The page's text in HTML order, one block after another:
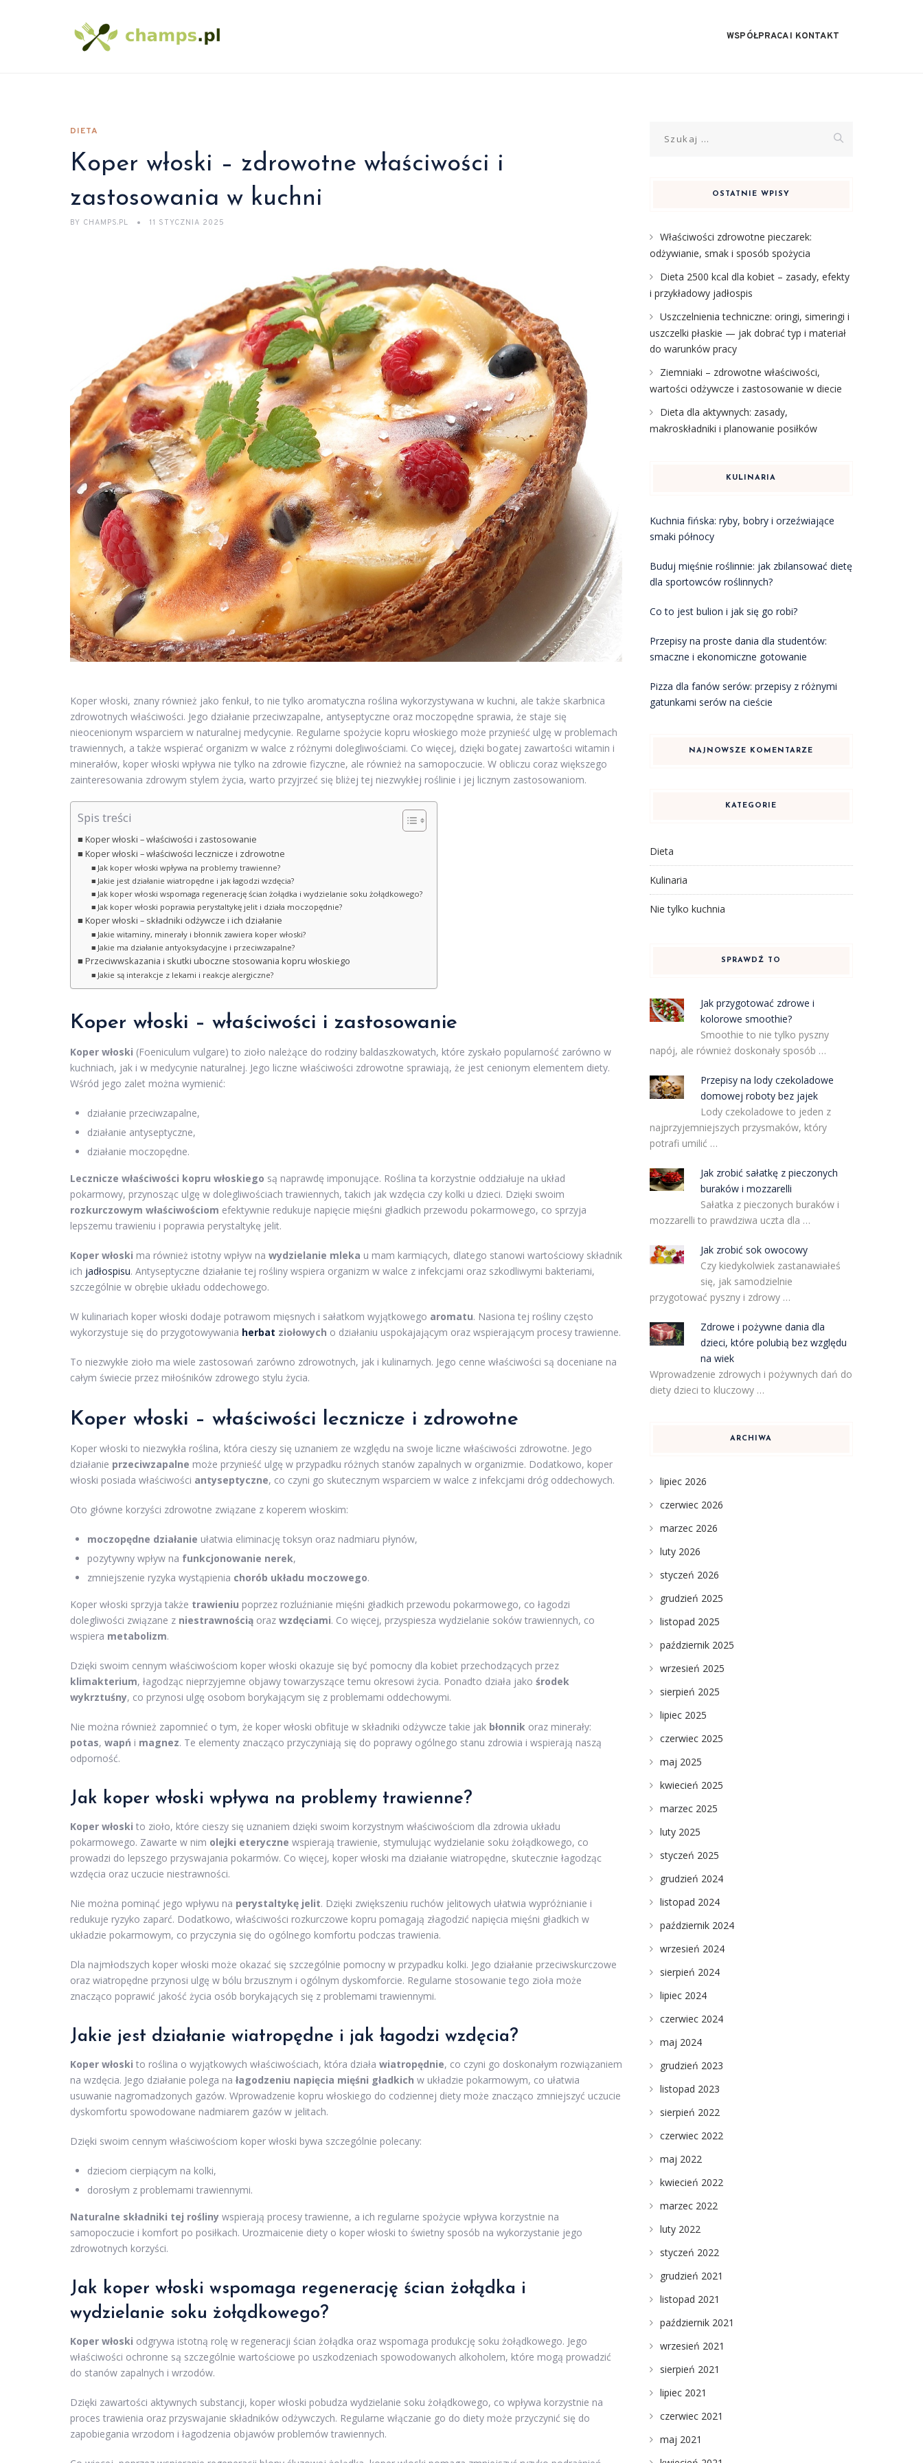
WSPÓŁPRACA I KONTAKT
DIETA
Koper włoski – zdrowotne właściwości i
zastosowania w kuchni
BY CHAMPS.PL 11 STYCZNIA 2025
Koper włoski, znany również jako fenkuł, to nie tylko aromatyczna roślina wykorzystywana w kuchni, ale także skarbnica
zdrowotnych właściwości. Jego działanie przeciwzapalne, antyseptyczne oraz moczopędne sprawia, że staje się
nieocenionym wsparciem w naturalnej medycynie. Regularne spożycie kopru włoskiego może przynieść ulgę w problemach
trawiennych, a także wspierać organizm w walce z różnymi dolegliwościami. Co więcej, dzięki bogatej zawartości witamin i
minerałów, koper włoski wpływa nie tylko na zdrowie fizyczne, ale również na samopoczucie. W obliczu coraz większego
zainteresowania zdrowym stylem życia, warto przyjrzeć się bliżej tej niezwykłej roślinie i jej licznym zastosowaniom.
Spis treści
Koper włoski – właściwości i zastosowanie
Koper włoski – właściwości lecznicze i zdrowotne
Jak koper włoski wpływa na problemy trawienne?
Jakie jest działanie wiatropędne i jak łagodzi wzdęcia?
Jak koper włoski wspomaga regenerację ścian żołądka i wydzielanie soku żołądkowego?
Jak koper włoski poprawia perystaltykę jelit i działa moczopędnie?
Koper włoski – składniki odżywcze i ich działanie
Jakie witaminy, minerały i błonnik zawiera koper włoski?
Jakie ma działanie antyoksydacyjne i przeciwzapalne?
Przeciwwskazania i skutki uboczne stosowania kopru włoskiego
Jakie są interakcje z lekami i reakcje alergiczne?
Koper włoski – właściwości i zastosowanie
Koper włoski (Foeniculum vulgare) to zioło należące do rodziny baldaszkowatych, które zyskało popularność zarówno w
kuchniach, jak i w medycynie naturalnej. Jego liczne właściwości zdrowotne sprawiają, że jest cenionym elementem diety.
Wśród jego zalet można wymienić:
działanie przeciwzapalne,
działanie antyseptyczne,
działanie moczopędne.
Lecznicze właściwości kopru włoskiego są naprawdę imponujące. Roślina ta korzystnie oddziałuje na układ
pokarmowy, przynosząc ulgę w dolegliwościach trawiennych, takich jak wzdęcia czy kolki u dzieci. Dzięki swoim
rozkurczowym właściwościom efektywnie redukuje napięcie mięśni gładkich przewodu pokarmowego, co sprzyja
lepszemu trawieniu i poprawia perystaltykę jelit.
Koper włoski ma również istotny wpływ na wydzielanie mleka u mam karmiących, dlatego stanowi wartościowy składnik
ich jadłospisu. Antyseptyczne działanie tej rośliny wspiera organizm w walce z infekcjami oraz szkodliwymi bakteriami,
szczególnie w obrębie układu oddechowego.
W kulinariach koper włoski dodaje potrawom mięsnych i sałatkom wyjątkowego aromatu. Nasiona tej rośliny często
wykorzystuje się do przygotowywania herbat ziołowych o działaniu uspokajającym oraz wspierającym procesy trawienne.
To niezwykłe zioło ma wiele zastosowań zarówno zdrowotnych, jak i kulinarnych. Jego cenne właściwości są doceniane na
całym świecie przez miłośników zdrowego stylu życia.
Koper włoski – właściwości lecznicze i zdrowotne
Koper włoski to niezwykła roślina, która cieszy się uznaniem ze względu na swoje liczne właściwości zdrowotne. Jego
działanie przeciwzapalne może przynieść ulgę w przypadku różnych stanów zapalnych w organizmie. Dodatkowo, koper
włoski posiada właściwości antyseptyczne, co czyni go skutecznym wsparciem w walce z infekcjami dróg oddechowych.
Oto główne korzyści zdrowotne związane z koperem włoskim:
moczopędne działanie ułatwia eliminację toksyn oraz nadmiaru płynów,
pozytywny wpływ na funkcjonowanie nerek,
zmniejszenie ryzyka wystąpienia chorób układu moczowego.
Koper włoski sprzyja także trawieniu poprzez rozluźnianie mięśni gładkich przewodu pokarmowego, co łagodzi
dolegliwości związane z niestrawnością oraz wzdęciami. Co więcej, przyspiesza wydzielanie soków trawiennych, co
wspiera metabolizm.
Dzięki swoim cennym właściwościom koper włoski okazuje się być pomocny dla kobiet przechodzących przez
klimakterium, łagodząc nieprzyjemne objawy towarzyszące temu okresowi życia. Ponadto działa jako środek
wykrztuśny, co przynosi ulgę osobom borykającym się z problemami oddechowymi.
Nie można również zapomnieć o tym, że koper włoski obfituje w składniki odżywcze takie jak błonnik oraz minerały:
potas, wapń i magnez. Te elementy znacząco przyczyniają się do poprawy ogólnego stanu zdrowia i wspierają naszą
odporność.
Jak koper włoski wpływa na problemy trawienne?
Koper włoski to zioło, które cieszy się uznaniem dzięki swoim korzystnym właściwościom dla zdrowia układu
pokarmowego. Zawarte w nim olejki eteryczne wspierają trawienie, stymulując wydzielanie soku żołądkowego, co
prowadzi do lepszego przyswajania pokarmów. Co więcej, koper włoski ma działanie wiatropędne, skutecznie łagodząc
wzdęcia oraz uczucie niestrawności.
Nie można pominąć jego wpływu na perystaltykę jelit. Dzięki zwiększeniu ruchów jelitowych ułatwia wypróżnianie i
redukuje ryzyko zaparć. Dodatkowo, właściwości rozkurczowe kopru pomagają złagodzić napięcia mięśni gładkich w
układzie pokarmowym, co przyczynia się do ogólnego komfortu podczas trawienia.
Dla najmłodszych koper włoski może okazać się szczególnie pomocny w przypadku kolki. Jego działanie przeciwskurczowe
oraz wiatropędne przynosi ulgę w bólu brzusznym i ogólnym dyskomforcie. Regularne stosowanie tego zioła może
znacząco poprawić jakość życia osób borykających się z problemami trawiennymi.
Jakie jest działanie wiatropędne i jak łagodzi wzdęcia?
Koper włoski to roślina o wyjątkowych właściwościach, która działa wiatropędnie, co czyni go doskonałym rozwiązaniem
na wzdęcia. Jego działanie polega na łagodzeniu napięcia mięśni gładkich w układzie pokarmowym, co ułatwia
usuwanie nagromadzonych gazów. Wprowadzenie kopru włoskiego do codziennej diety może znacząco zmniejszyć uczucie
dyskomfortu spowodowane nadmiarem gazów w jelitach.
Dzięki swoim cennym właściwościom koper włoski bywa szczególnie polecany:
dzieciom cierpiącym na kolki,
dorosłym z problemami trawiennymi.
Naturalne składniki tej rośliny wspierają procesy trawienne, a ich regularne spożycie wpływa korzystnie na
samopoczucie i komfort po posiłkach. Urozmaicenie diety o koper włoski to świetny sposób na wykorzystanie jego
zdrowotnych korzyści.
Jak koper włoski wspomaga regenerację ścian żołądka i
wydzielanie soku żołądkowego?
Koper włoski odgrywa istotną rolę w regeneracji ścian żołądka oraz wspomaga produkcję soku żołądkowego. Jego
właściwości ochronne są szczególnie wartościowe po uszkodzeniach spowodowanych alkoholem, które mogą prowadzić
do stanów zapalnych i wrzodów.
Dzięki zawartości aktywnych substancji, koper włoski pobudza wydzielanie soku żołądkowego, co wpływa korzystnie na
proces trawienia oraz przyswajanie składników odżywczych. Regularne włączanie go do diety może przyczynić się do
zapobiegania wrzodom i łagodzenia objawów problemów trawiennych.
OSTATNIE WPISY
Właściwości zdrowotne pieczarek:
odżywianie, smak i sposób spożycia
Dieta 2500 kcal dla kobiet – zasady, efekty
i przykładowy jadłospis
Uszczelnienia techniczne: oringi, simeringi i
uszczelki płaskie — jak dobrać typ i materiał
do warunków pracy
Ziemniaki – zdrowotne właściwości,
wartości odżywcze i zastosowanie w diecie
Dieta dla aktywnych: zasady,
makroskładniki i planowanie posiłków
KULINARIA
Kuchnia fińska: ryby, bobry i orzeźwiające
smaki północy
Buduj mięśnie roślinnie: jak zbilansować dietę
dla sportowców roślinnych?
Co to jest bulion i jak się go robi?
Przepisy na proste dania dla studentów:
smaczne i ekonomiczne gotowanie
Pizza dla fanów serów: przepisy z różnymi
gatunkami serów na cieście
NAJNOWSZE KOMENTARZE
KATEGORIE
Dieta
Kulinaria
Nie tylko kuchnia
SPRAWDŹ TO
Jak przygotować zdrowe i
kolorowe smoothie?
Smoothie to nie tylko pyszny
napój, ale również doskonały sposób …
Przepisy na lody czekoladowe
domowej roboty bez jajek
Lody czekoladowe to jeden z
najprzyjemniejszych przysmaków, który
potrafi umilić …
Jak zrobić sałatkę z pieczonych
buraków i mozzarelli
Sałatka z pieczonych buraków i
mozzarelli to prawdziwa uczta dla …
Jak zrobić sok owocowy
Czy kiedykolwiek zastanawiałeś
się, jak samodzielnie
przygotować pyszny i zdrowy …
Zdrowe i pożywne dania dla
dzieci, które polubią bez względu
na wiek
Wprowadzenie zdrowych i pożywnych dań do
diety dzieci to kluczowy …
ARCHIWA
lipiec 2026
czerwiec 2026
marzec 2026
luty 2026
styczeń 2026
grudzień 2025
listopad 2025
październik 2025
wrzesień 2025
sierpień 2025
lipiec 2025
czerwiec 2025
maj 2025
kwiecień 2025
marzec 2025
luty 2025
styczeń 2025
grudzień 2024
listopad 2024
październik 2024
wrzesień 2024
sierpień 2024
lipiec 2024
czerwiec 2024
maj 2024
grudzień 2023
listopad 2023
sierpień 2022
czerwiec 2022
maj 2022
kwiecień 2022
marzec 2022
luty 2022
styczeń 2022
grudzień 2021
listopad 2021
październik 2021
wrzesień 2021
sierpień 2021
lipiec 2021
czerwiec 2021
maj 2021